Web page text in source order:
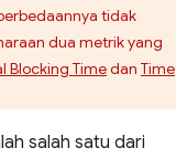
tidak
dua metrik yang
Blocking Timedan Time
salah satu dari